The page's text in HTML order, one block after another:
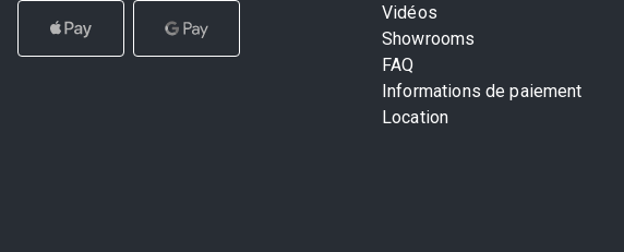
Vidéos
Showrooms
FAQ
Informations de paiement
Location